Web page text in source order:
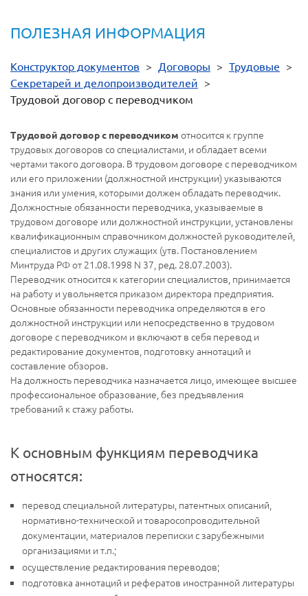
ПОЛЕЗНАЯ ИНФОРМАЦИЯ
Конструктор документов > Договоры > Трудовые >
Секретарей и делопроизводителей >
Трудовой договор с переводчиком
Трудовой договор с переводчиком относится к группе
трудовых договоров со специалистами, и обладает всеми
чертами такого договора. В трудовом договоре c переводчиком
или его приложении (должностной инструкции) указываются
знания или умения, которыми должен обладать переводчик.
Должностные обязанности переводчика, указываемые в
трудовом договоре или должностной инструкции, установлены
квалификационным справочником должностей руководителей,
специалистов и других служащих (утв. Постановлением
Минтруда РФ от 21.08.1998 N 37, ред. 28.07.2003).
Переводчик относится к категории специалистов, принимается
на работу и увольняется приказом директора предприятия.
Основные обязанности переводчика определяются в его
должностной инструкции или непосредственно в трудовом
договоре с переводчиком и включают в себя перевод и
редактирование документов, подготовку аннотаций и
составление обзоров.
На должность переводчика назначается лицо, имеющее высшее
профессиональное образование, без предъявления
требований к стажу работы.
К основным функциям переводчика
относятся:
перевод специальной литературы, патентных описаний,
нормативно-технической и товаросопроводительной
документации, материалов переписки с зарубежными
организациями и т.п.;
осуществление редактирования переводов;
подготовка аннотаций и рефератов иностранной литературы